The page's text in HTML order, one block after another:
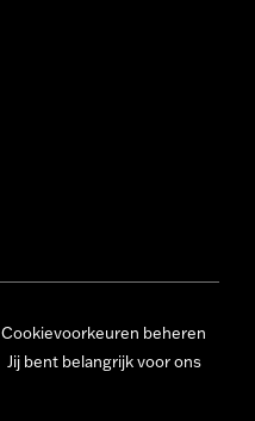
Cookievoorkeuren beheren
Jij bent belangrijk voor ons